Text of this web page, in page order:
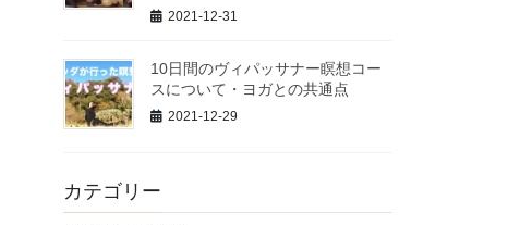
2021-12-31
10日間のヴィパッサナー瞑想コー
スについて・ヨガとの共通点
2021-12-29
カテゴリー